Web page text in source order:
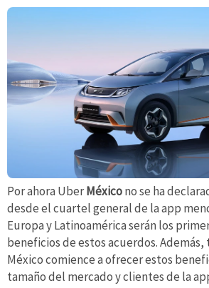
Por ahora UberMéxicono se ha
desde el cuartel general de la app
Europa y Latinoamérica serán los
beneficios de estos acuerdos.
México comience a ofrecer estos
tamaño del mercado y clientes de la